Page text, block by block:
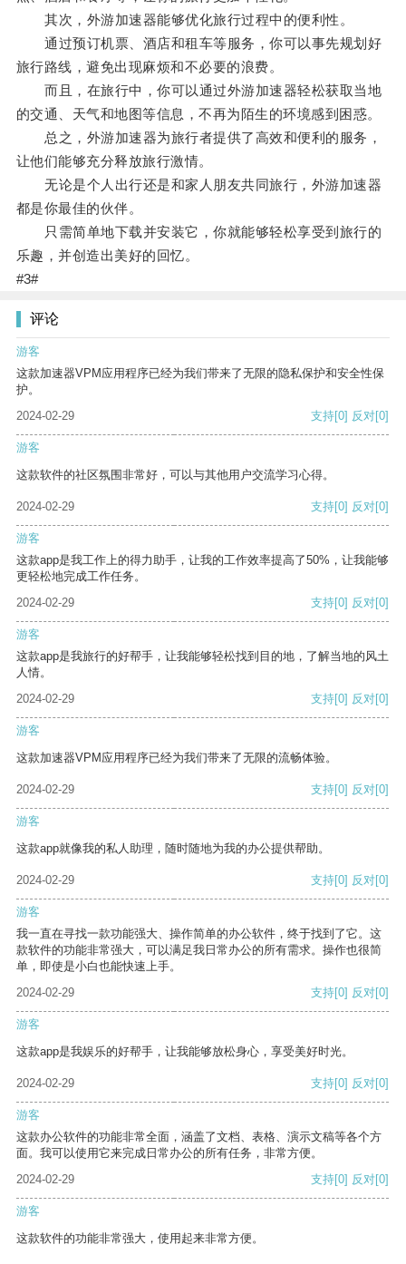
其次，外游加速器能够优化旅行过程中的便利性。
通过预订机票、酒店和租车等服务，你可以事先规划好
旅行路线，避免出现麻烦和不必要的浪费。
而且，在旅行中，你可以通过外游加速器轻松获取当地
的交通、天气和地图等信息，不再为陌生的环境感到困惑。
总之，外游加速器为旅行者提供了高效和便利的服务，
让他们能够充分释放旅行激情。
无论是个人出行还是和家人朋友共同旅行，外游加速器
都是你最佳的伙伴。
只需简单地下载并安装它，你就能够轻松享受到旅行的
乐趣，并创造出美好的回忆。
#3#
评论
游客
这款加速器VPM应用程序已经为我们带来了无限的隐私保护和安全性保
护。
2024-02-29
支持[0] 反对[0]
游客
这款软件的社区氛围非常好，可以与其他用户交流学习心得。
2024-02-29 支持[0] 反对[0]
游客
这款app是我工作上的得力助手，让我的工作效率提高了50%，让我能够
更轻松地完成工作任务。
2024-02-29
支持[0] 反对[0]
游客
这款app是我旅行的好帮手，让我能够轻松找到目的地，了解当地的风土
人情。
2024-02-29
支持[0] 反对[0]
游客
这款加速器VPM应用程序已经为我们带来了无限的流畅体验。
2024-02-29 支持[0] 反对[0]
游客
这款app就像我的私人助理，随时随地为我的办公提供帮助。
2024-02-29 支持[0] 反对[0]
游客
我一直在寻找一款功能强大、操作简单的办公软件，终于找到了它。这
款软件的功能非常强大，可以满足我日常办公的所有需求。操作也很简
单，即使是小白也能快速上手。
2024-02-29
支持[0] 反对[0]
游客
这款app是我娱乐的好帮手，让我能够放松身心，享受美好时光。
2024-02-29 支持[0] 反对[0]
游客
这款办公软件的功能非常全面，涵盖了文档、表格、演示文稿等各个方
面。我可以使用它来完成日常办公的所有任务，非常方便。
2024-02-29
支持[0] 反对[0]
游客
这款软件的功能非常强大，使用起来非常方便。